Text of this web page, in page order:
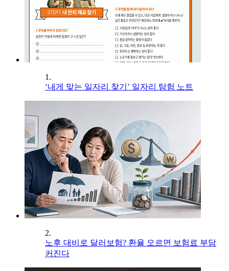
1.
‘내게 맞는 일자리 찾기’ 일자리 탐험 노트
2.
노후 대비로 달러보험? 환율 오르면 보험료 부담
커진다